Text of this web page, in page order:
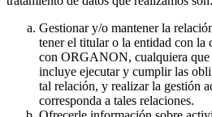
Gestionar y/o mantener la
tener el titular o la entidad con la
con ORGANON, cualquiera que
incluye ejecutar y cumplir las
tal relación, y realizar la gestión
corresponda a tales relaciones.